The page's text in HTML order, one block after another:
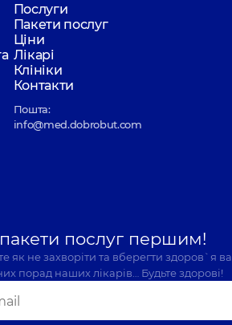
Послуги
Пакети послуг
Ціни
Лікарі
Клініки
Контакти
Пошта:
info@med.dobrobut.com
послуг першим!
як не захворіти та вберегти здоров`я
порад наших лікарів… Будьте здорові!